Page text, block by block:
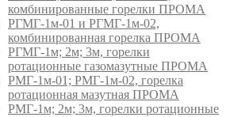
комбинированные горелки ПРОМА
РГМГ-1м-01 и РГМГ-1м-02,
комбинированная горелка ПРОМА
РГМГ-1м; 2м; 3м, горелки
ротационные газомазутные ПРОМА
РМГ-1м-01; РМГ-1м-02, горелка
ротационная мазутная ПРОМА
РМГ-1м; 2м; 3м, горелки ротационные